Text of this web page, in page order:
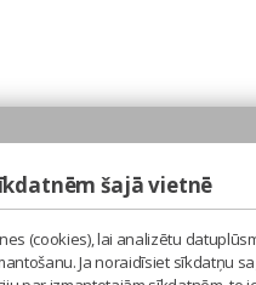
šajā vietnē
(cookies), lai analizētu
Ja noraidīsiet sīkdatņu